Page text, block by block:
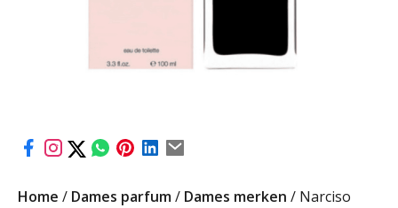
Home / Dames parfum/ Dames merken / Narciso